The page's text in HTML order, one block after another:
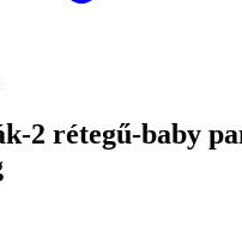
2 rétegű-baby